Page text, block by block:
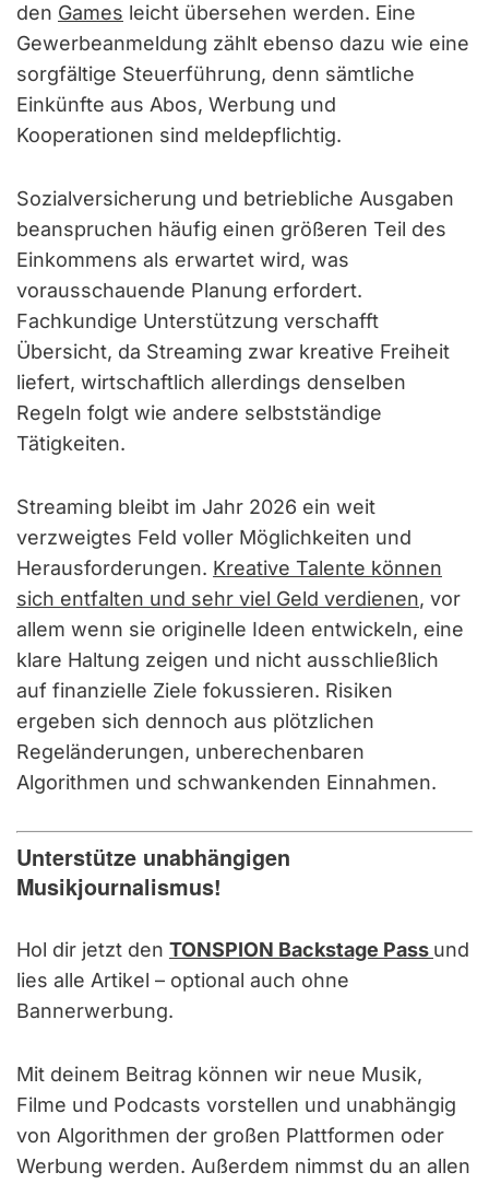
den Games leicht übersehen werden. Eine
Gewerbeanmeldung zählt ebenso dazu wie eine
sorgfältige Steuerführung, denn sämtliche
Einkünfte aus Abos, Werbung und
Kooperationen sind meldepflichtig.
Sozialversicherung und betriebliche Ausgaben
beanspruchen häufig einen größeren Teil des
Einkommens als erwartet wird, was
vorausschauende Planung erfordert.
Fachkundige Unterstützung verschafft
Übersicht, da Streaming zwar kreative Freiheit
liefert, wirtschaftlich allerdings denselben
Regeln folgt wie andere selbstständige
Tätigkeiten.
Streaming bleibt im Jahr 2026 ein weit
verzweigtes Feld voller Möglichkeiten und
Herausforderungen. Kreative Talente können
sich entfalten und sehr viel Geld verdienen, vor
allem wenn sie originelle Ideen entwickeln, eine
klare Haltung zeigen und nicht ausschließlich
auf finanzielle Ziele fokussieren. Risiken
ergeben sich dennoch aus plötzlichen
Regeländerungen, unberechenbaren
Algorithmen und schwankenden Einnahmen.
Unterstütze unabhängigen
Musikjournalismus!
Hol dir jetzt den TONSPION Backstage Pass und
lies alle Artikel – optional auch ohne
Bannerwerbung.
Mit deinem Beitrag können wir neue Musik,
Filme und Podcasts vorstellen und unabhängig
von Algorithmen der großen Plattformen oder
Werbung werden. Außerdem nimmst du an allen